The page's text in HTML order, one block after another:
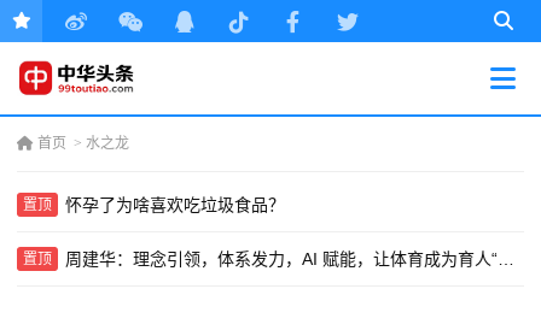
首页 > 水之龙
置顶 怀孕了为啥喜欢吃垃圾食品？
置顶